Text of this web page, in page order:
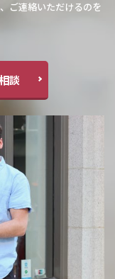
ご連絡いただけるのを
談